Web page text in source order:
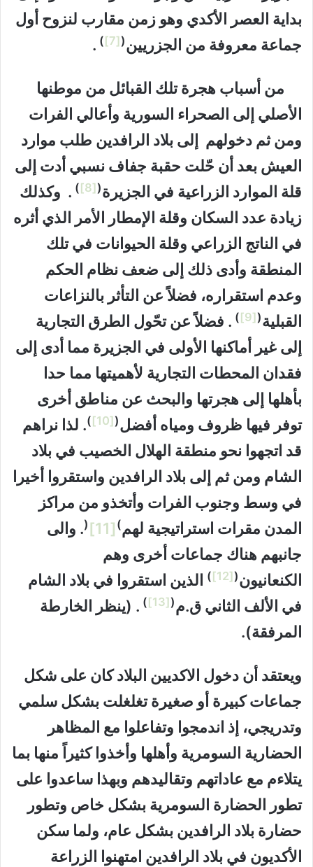
بداية العصر الأكدي وهو زمن مقارب لنزوح أول
جماعة معروفة من الجزريين(
[7]
)
.
من أسباب هجرة تلك القبائل من موطنها
الأصلي إلى الصحراء السورية وأعالي الفرات
ومن ثم دخولهم إلى بلاد الرافدين طلب موارد
العيش بعد أن حّلت حقبة جفاف نسبي أدت إلى
قلة الموارد الزراعية في الجزيرة(
[8]
) . وكذلك
زيادة عدد السكان وقلة الإمطار الأمر الذي أثره
في الناتج الزراعي وقلة الحيوانات في تلك
المنطقة وأدى ذلك إلى ضعف نظام الحكم
وعدم استقراره، فضلاً عن التأثر بالنزاعات
القبلية(
[9]
) . فضلاً عن تحّول الطرق التجارية
إلى غير أماكنها الأولى في الجزيرة مما أدى إلى
فقدان المحطات التجارية لأهميتها مما حدا
بأهلها إلى هجرتها والبحث عن مناطق أخرى
توفر فيها ظروف ومياه أفضل(
[10]
). لذا نراهم
قد اتجهوا نحو منطقة الهلال الخصيب في بلاد
الشام ومن ثم إلى بلاد الرافدين واستقروا أخيرا
في وسط وجنوب الفرات وأتخذو من مراكز
المدن مقرات استراتيجية لهم)
[11]
(. والى
جانبهم هناك جماعات أخرى وهم
الكنعانيون(
[12]
) الذين استقروا في بلاد الشام
في الألف الثاني ق.م(
[13]
) . (ينظر الخارطة
المرفقة).
ويعتقد أن دخول الاكديين البلاد كان على شكل
جماعات كبيرة أو صغيرة تغلغلت بشكل سلمي
وتدريجي، إذ اندمجوا وتفاعلوا مع المظاهر
الحضارية السومرية وأهلها وأخذوا كثيراً منها بما
يتلاءم مع عاداتهم وتقاليدهم وبهذا ساعدوا على
تطور الحضارة السومرية بشكل خاص وتطور
حضارة بلاد الرافدين بشكل عام، ولما سكن
الأكديون في بلاد الرافدين امتهنوا الزراعة